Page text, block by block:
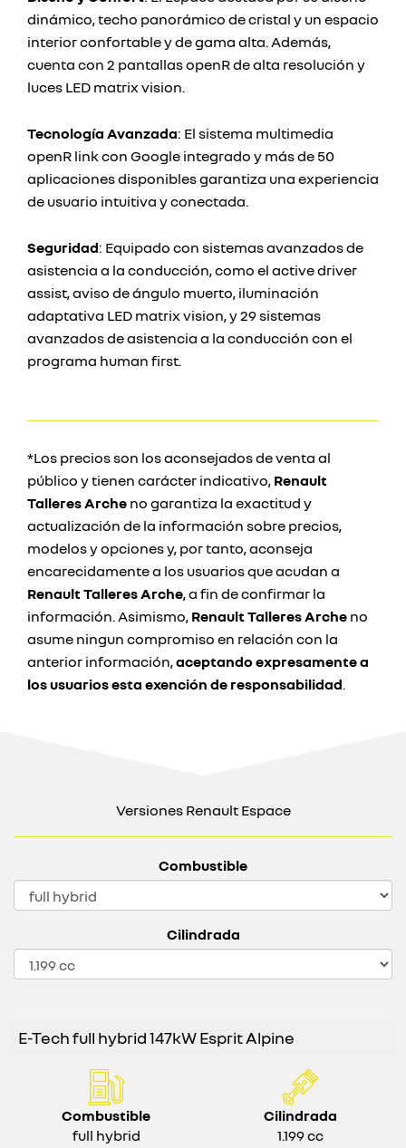
dinámico, techo panorámico de cristal y un espacio
interior confortable y de gama alta. Además,
cuenta con 2 pantallas openR de alta resolución y
luces LED matrix vision.
Tecnología Avanzada: El sistema multimedia
openR link con Google integrado y más de 50
aplicaciones disponibles garantiza una experiencia
de usuario intuitiva y conectada.
Seguridad: Equipado con sistemas avanzados de
asistencia a la conducción, como el active driver
assist, aviso de ángulo muerto, iluminación
adaptativa LED matrix vision, y 29 sistemas
avanzados de asistencia a la conducción con el
programa human first.
*Los precios son los aconsejados de venta al
público y tienen carácter indicativo, Renault
Talleres Arche no garantiza la exactitud y
actualización de la información sobre precios,
modelos y opciones y, por tanto, aconseja
encarecidamente a los usuarios que acudan a
Renault Talleres Arche, a fin de confirmar la
información. Asimismo, Renault Talleres Arche no
asume ningun compromiso en relación con la
anterior información,aceptando expresamente a
los usuarios esta exención de responsabilidad.
Versiones Renault Espace
Combustible
Cilindrada
E-Tech full hybrid 147kW Esprit Alpine
Combustible
full hybrid
Cilindrada
1.199 cc